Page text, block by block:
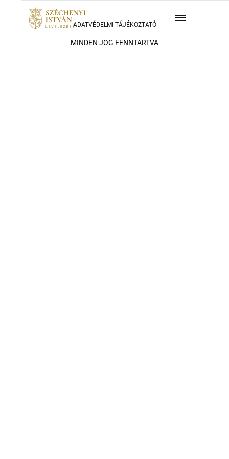
MINDEN JOG FENNTARTVA
ADATVÉDELMI TÁJÉKOZTATÓ